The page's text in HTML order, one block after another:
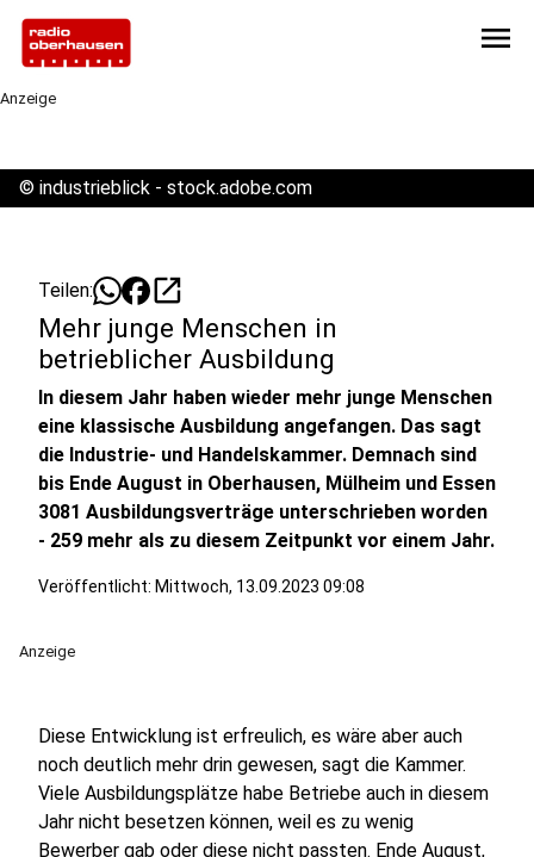
menu
Anzeige
© industrieblick - stock.adobe.com
Teilen: open_in_new
Mehr junge Menschen in
betrieblicher Ausbildung
In diesem Jahr haben wieder mehr junge Menschen
eine klassische Ausbildung angefangen. Das sagt
die Industrie- und Handelskammer. Demnach sind
bis Ende August in Oberhausen, Mülheim und Essen
3081 Ausbildungsverträge unterschrieben worden
- 259 mehr als zu diesem Zeitpunkt vor einem Jahr.
Veröffentlicht: Mittwoch, 13.09.2023 09:08
Anzeige
Diese Entwicklung ist erfreulich, es wäre aber auch
noch deutlich mehr drin gewesen, sagt die Kammer.
Viele Ausbildungsplätze habe Betriebe auch in diesem
Jahr nicht besetzen können, weil es zu wenig
Bewerber gab oder diese nicht passten. Ende August,